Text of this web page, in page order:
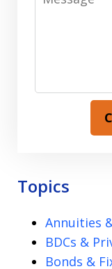
Topics
Annuities
BDCs &
Bonds &